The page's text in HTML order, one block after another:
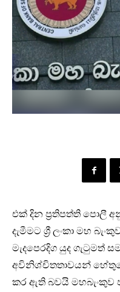
එක් දින ප්‍රතිපත්ති පොලී
දැමීමට ශ්‍රී ලංකා මහ
මැදපෙරදිග යුද
අවිනිශ්චිතතාවයන්
කර ඇති බවයි